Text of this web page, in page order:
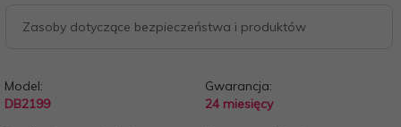
Zasoby dotyczące bezpieczeństwa i produktów
Model:
DB2199
Gwarancja:
24 miesięcy